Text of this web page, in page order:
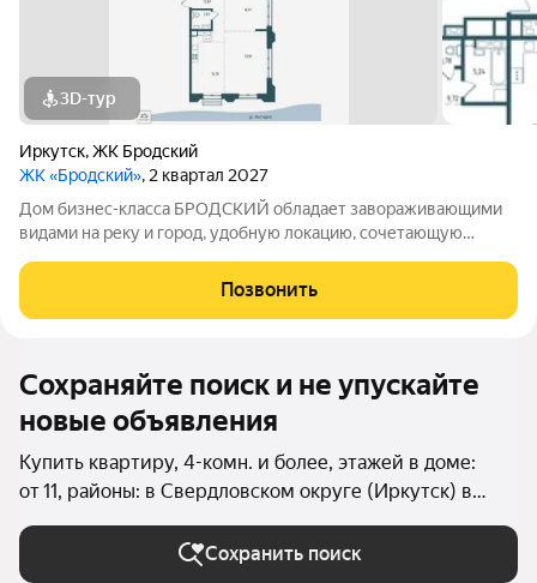
3D-тур
Иркутск,ЖК Бродский
ЖК «Бродский», 2 квартал 2027
Дом бизнес-класса БРОДСКИЙ обладает завораживающими
видами на реку и город, удобную локацию, сочетающую
транспортную доступность, выразительную архитектуру и
продуманные до мелочей дизайнерские места
Позвонить
Сохраняйте поиск и не упускайте
новые объявления
Купить квартиру, 4-комн. и более, этажей в доме:
от 11, районы: в Свердловском округе (Иркутск) в
Иркутске
Сохранить поиск